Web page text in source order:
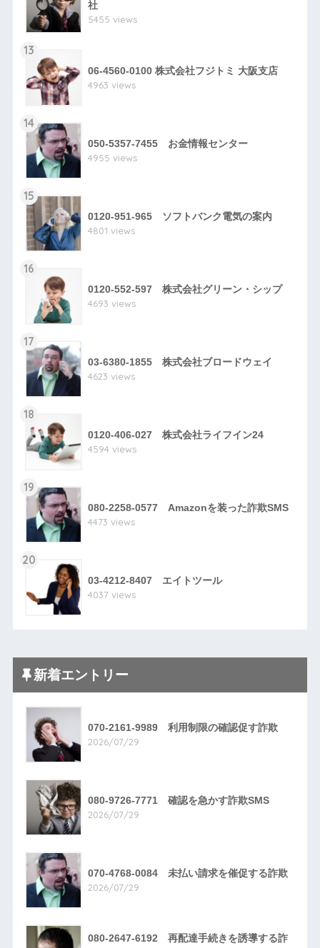
社
5455 views
13
06-4560-0100 株式会社フジトミ 大阪支店
4963 views
14
050-5357-7455 お金情報センター
4955 views
15
0120-951-965 ソフトバンク電気の案内
4801 views
16
0120-552-597 株式会社グリーン・シップ
4693 views
17
03-6380-1855 株式会社ブロードウェイ
4623 views
18
0120-406-027 株式会社ライフイン24
4594 views
19
080-2258-0577 Amazonを装った詐欺SMS
4473 views
20
03-4212-8407 エイトツール
4037 views
新着エントリー
070-2161-9989 利用制限の確認促す詐欺
2026/07/29
080-9726-7771 確認を急かす詐欺SMS
2026/07/29
070-4768-0084 未払い請求を催促する詐欺
2026/07/29
080-2647-6192 再配達手続きを誘導する詐